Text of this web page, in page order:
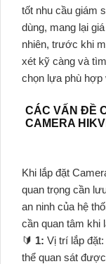
tốt nhu cầu giám
dùng, mang lại
nhiên, trước khi
xét kỹ càng và
chọn lựa phù
CÁC VẤN ĐỀ
CAMERA
Khi lắp đặt
quan trọng cần
an ninh của hệ
cần quan tâm khi
🔰 1: Vị trí lắp
thể quan sát